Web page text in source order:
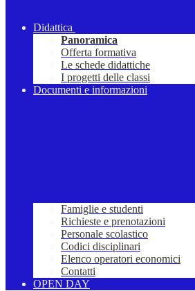
Didattica
Panoramica
Offerta formativa
Le schede didattiche
I progetti delle classi
Documenti e informazioni
Famiglie e studenti
Richieste e prenotazioni
Personale scolastico
Codici disciplinari
Elenco operatori economici
Contatti
OPEN DAY